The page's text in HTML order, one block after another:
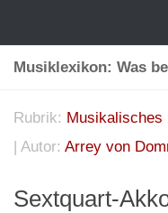
Musiklexikon: Was
Rubrik: Musikalisches
| Autor: Arrey von
Sextquart-